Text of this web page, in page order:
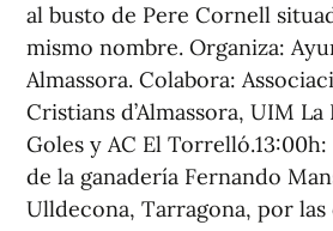
al busto de Pere Cornell
mismo nombre. Organiza:
Almassora. Colabora:
Cristians d’Almassora, UIM La
Goles y AC El
de la ganadería Fernando
Ulldecona, Tarragona, por las